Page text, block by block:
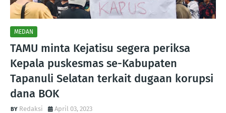
MEDAN
TAMU minta Kejatisu segera periksa
Kepala puskesmas se-Kabupaten
Tapanuli Selatan terkait dugaan korupsi
dana BOK
Redaksi
April 03, 2023